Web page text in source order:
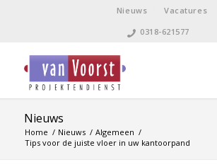
Nieuws
Vacatures
0318-621577
Nieuws
Home / Nieuws / Algemeen /
Tips voor de juiste vloer in uw kantoorpand